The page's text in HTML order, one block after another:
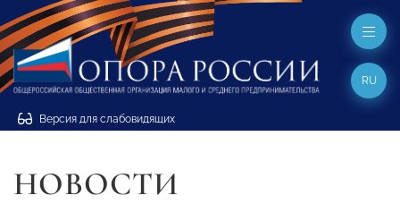
Версия для слабовидящих
RU
НОВОСТИ